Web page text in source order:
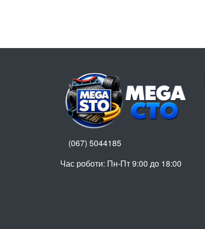
(067) 5044185
Час роботи: Пн-Пт 9:00 до 18:00